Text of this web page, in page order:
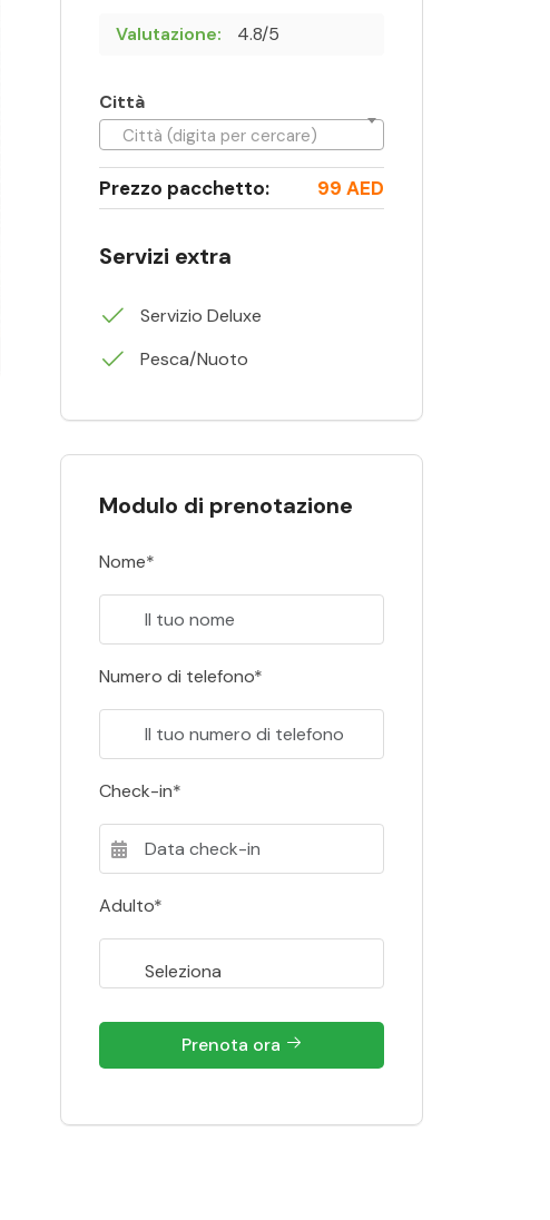
Valutazione: 4.8/5
Città
Città (digita per cercare)
Prezzo pacchetto: 99 AED
Servizi extra
Servizio Deluxe
Pesca/Nuoto
Modulo di prenotazione
Nome*
Numero di telefono*
Check-in*
Adulto*
Prenota ora